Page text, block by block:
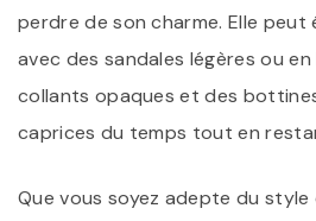
perdre de son charme. Elle
avec des sandales légères ou
collants opaques et des
caprices du temps tout en
Que vous soyez adepte du style